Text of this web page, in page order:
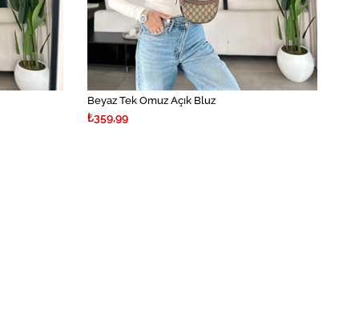
Beyaz Tek Omuz Açık Bluz
₺359,99